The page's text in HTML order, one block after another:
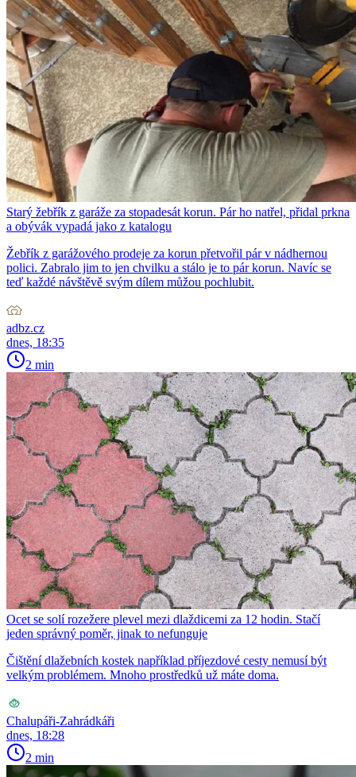
Starý žebřík z garáže za stopadesát korun. Pár ho natřel, přidal prkna
a obývák vypadá jako z katalogu
Žebřík z garážového prodeje za korun přetvořil pár v nádhernou
polici. Zabralo jim to jen chvilku a stálo je to pár korun. Navíc se
teď každé návštěvě svým dílem můžou pochlubit.
adbz.cz
dnes, 18:35
2 min
Ocet se solí rozežere plevel mezi dlaždicemi za 12 hodin. Stačí
jeden správný poměr, jinak to nefunguje
Čištění dlažebních kostek například příjezdové cesty nemusí být
velkým problémem. Mnoho prostředků už máte doma.
Chalupáři-Zahrádkáři
dnes, 18:28
2 min